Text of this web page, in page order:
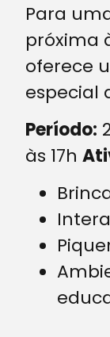
Para
próxima
oferece
especial
Período:
às 17h